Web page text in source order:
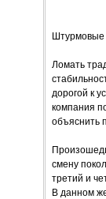
Штурмовые
Ломать
дорогой к
компания
объяснить
смену
третий и
В данном